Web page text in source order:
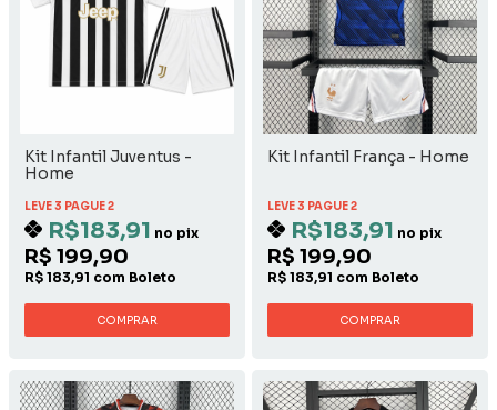
Kit Infantil Juventus -
Home
LEVE 3 PAGUE 2
R$183,91 no pix
R$ 199,90
R$ 183,91 com Boleto
COMPRAR
Kit Infantil França - Home
LEVE 3 PAGUE 2
R$183,91 no pix
R$ 199,90
R$ 183,91 com Boleto
COMPRAR